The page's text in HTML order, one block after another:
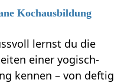
Kochausbildung
lernst du die
einer yogisch-
kennen – von deftig